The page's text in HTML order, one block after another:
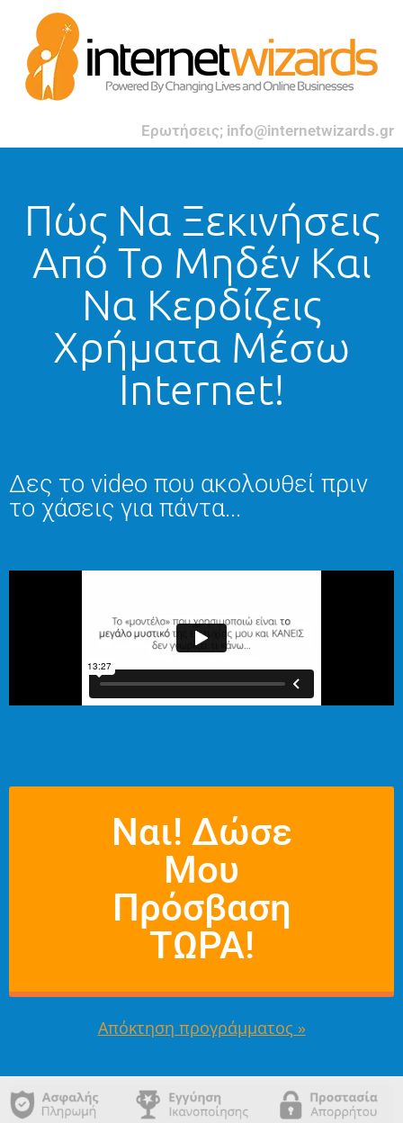
Ερωτήσεις; info@internetwizards.gr
Πώς Να Ξεκινήσεις
Από Το Μηδέν Και
Να Κερδίζεις
Χρήματα Μέσω
Internet!
Δες το video που ακολουθεί πριν
το χάσεις για πάντα...
Ναι! Δώσε
Μου
Πρόσβαση
ΤΩΡΑ!
Απόκτηση προγράμματος »